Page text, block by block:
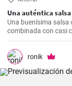
Una auténtica
Una buenísima salsa
combinada con casi
debería hacer es
ronik